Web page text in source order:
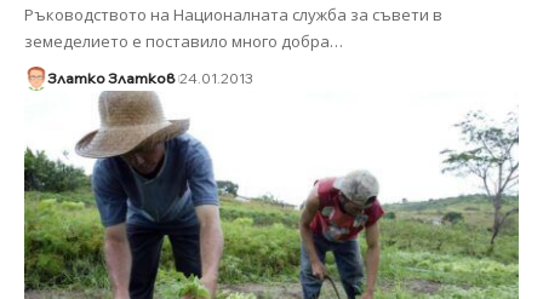
Ръководството на Националната служба за съвети в
земеделието е поставило много добра…
Златко Златков 24.01.2013